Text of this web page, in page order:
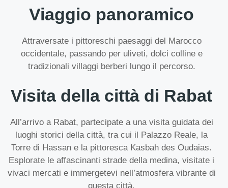
Viaggio panoramico
Attraversate i pittoreschi paesaggi del Marocco
occidentale, passando per uliveti, dolci colline e
tradizionali villaggi berberi lungo il percorso.
Visita della città di Rabat
All’arrivo a Rabat, partecipate a una visita guidata dei
luoghi storici della città, tra cui il Palazzo Reale, la
Torre di Hassan e la pittoresca Kasbah des Oudaias.
Esplorate le affascinanti strade della medina, visitate i
vivaci mercati e immergetevi nell’atmosfera vibrante di
questa città.